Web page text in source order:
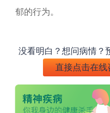
郁的行为。
没看明白？想问病情？
直接点击在线